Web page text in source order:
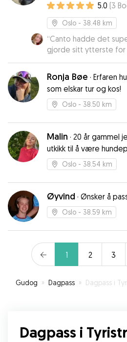
5.0 (3
Oslo - 38.48 km
“Canto hadde det
gjorde sitt ytterste for
og kontaktet dyrlege
natt. Holdt oss
og spurte om de lurte
følelsen av at de
trives. Her er hunden
Ronja Bøe · Erfaren
som elskar tur og kos!
Oslo - 38.50 km
Malin · 20 år gammel
utkikk til å være
Ekstremt glad i hunder
Oslo - 38.54 km
Øyvind · Ønsker å
Oslo - 38.59 km
1 2 3
Gudog » Dagpass » Dagpass i
Dagpass i